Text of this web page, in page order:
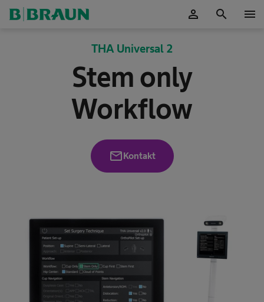
person search menu
THA Universal 2
Stem only
Workflow
mailKontakt